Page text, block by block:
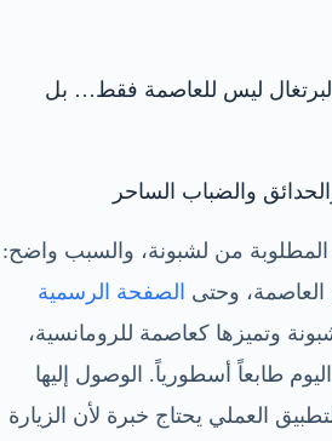
ليس للعاصمة فقط… بل
والضباب الساحر
المطلوبة من لشبونة، والسبب واضح:
العاصمة، وحتى الصفحة الرسمية
وتميزها كعاصمة للرومانسية،
طابعاً أسطورياً. الوصول إليها
العملي يحتاج خبرة لأن الزيارة